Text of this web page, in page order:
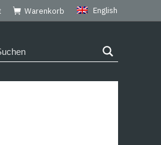
Warenkorb English